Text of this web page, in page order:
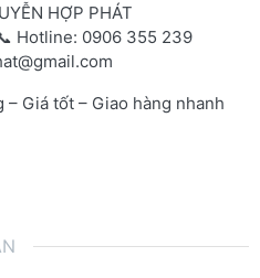
HỢP PHÁT
Hotline: 0906 355 239
Giá tốt – Giao hàng nhanh